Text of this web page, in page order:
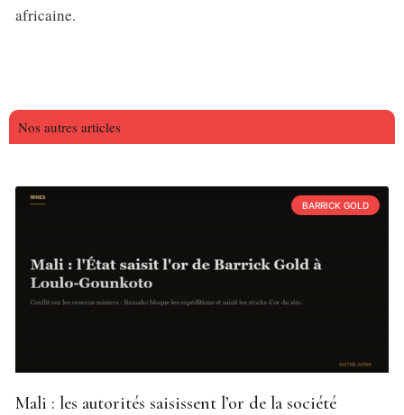
africaine.
Nos autres articles
BARRICK GOLD
Mali : les autorités saisissent l’or de la société